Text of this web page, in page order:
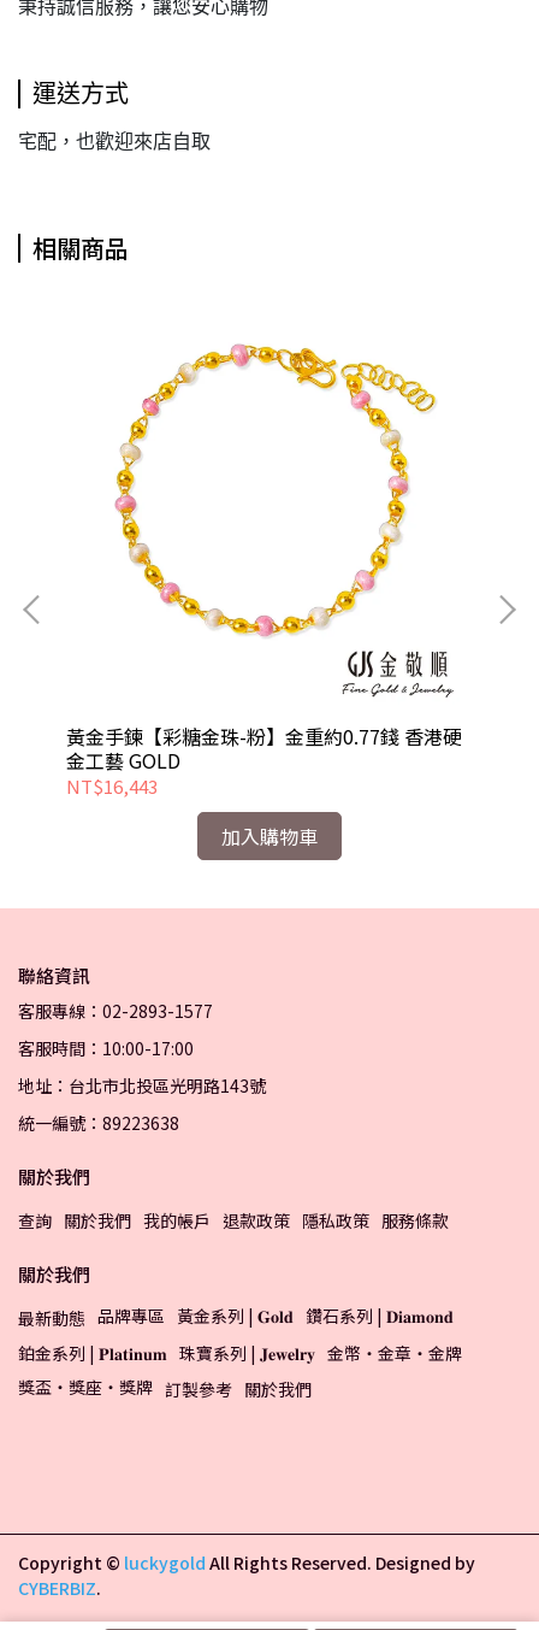
秉持誠信服務，讓您安心購物
運送方式
宅配，也歡迎來店自取
相關商品
黃金手鍊【彩糖金珠-粉】金重約0.77錢 香港硬
金工藝 GOLD
NT$16,443
加入購物車
聯絡資訊
客服專線：02-2893-1577
客服時間：10:00-17:00
地址：台北市北投區光明路143號
統一編號：89223638
關於我們
查詢 關於我們 我的帳戶 退款政策 隱私政策 服務條款
關於我們
最新動態 品牌專區 黃金系列 | 𝐆𝐨𝐥𝐝 鑽石系列 | 𝐃𝐢𝐚𝐦𝐨𝐧𝐝
鉑金系列 | 𝐏𝐥𝐚𝐭𝐢𝐧𝐮𝐦 珠寶系列 | 𝐉𝐞𝐰𝐞𝐥𝐫𝐲 金幣・金章・金牌
獎盃・獎座・獎牌 訂製參考 關於我們
Copyright © luckygold All Rights Reserved. Designed by
CYBERBIZ.